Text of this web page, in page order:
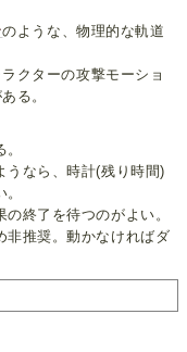
のような、物理的な軌道
クターの攻撃モーショ
る。
うなら、時計(残り時間)
終了を待つのがよい。
非推奨。動かなければダ